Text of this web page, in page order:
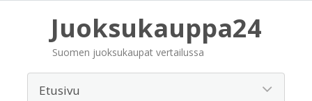
Juoksukauppa24
Suomen juoksukaupat vertailussa